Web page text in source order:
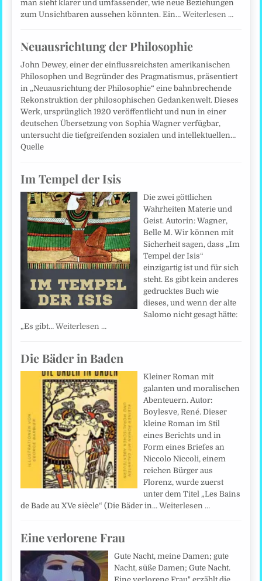
man sieht klarer und umfassender, wie neue Beziehungen
zum Unsichtbaren aussehen könnten. Ein…Weiterlesen …
Neuausrichtung der Philosophie
John Dewey, einer der einflussreichsten amerikanischen
Philosophen und Begründer des Pragmatismus, präsentiert
in „Neuausrichtung der Philosophie“ eine bahnbrechende
Rekonstruktion der philosophischen Gedankenwelt. Dieses
Werk, ursprünglich 1920 veröffentlicht und nun in einer
deutschen Übersetzung von Sophia Wagner verfügbar,
untersucht die tiefgreifenden sozialen und intellektuellen…
Quelle
Im Tempel der Isis
Die zwei göttlichen
Wahrheiten Materie und
Geist. Autorin: Wagner,
Belle M. Wir können mit
Sicherheit sagen, dass „Im
Tempel der Isis“
einzigartig ist und für sich
steht. Es gibt kein anderes
gedrucktes Buch wie
dieses, und wenn der alte
Salomo nicht gesagt hätte:
„Es gibt…Weiterlesen …
Die Bäder in Baden
Kleiner Roman mit
galanten und moralischen
Abenteuern. Autor:
Boylesve, René. Dieser
kleine Roman im Stil
eines Berichts und in
Form eines Briefes an
Niccolo Niccoli, einem
reichen Bürger aus
Florenz, wurde zuerst
unter dem Titel „Les Bains
de Bade au XVe siècle“ (Die Bäder in…Weiterlesen …
Eine verlorene Frau
Gute Nacht, meine Damen; gute
Nacht, süße Damen; Gute Nacht.